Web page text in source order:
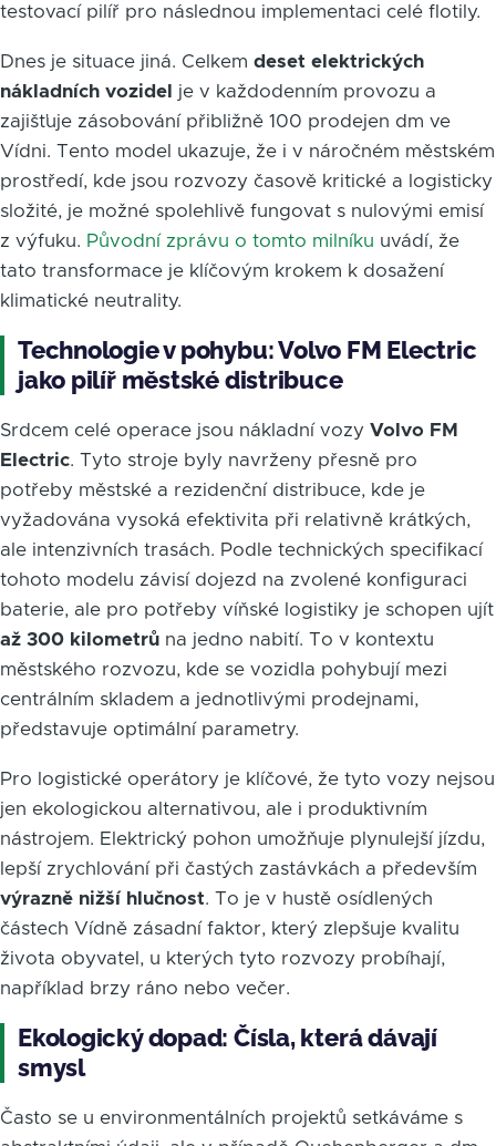
testovací pilíř pro následnou implementaci celé flotily.
Dnes je situace jiná. Celkem deset elektrických
nákladních vozidel
je v každodenním provozu a
zajišťuje zásobování přibližně 100 prodejen dm ve
Vídni. Tento model ukazuje, že i v náročném městském
prostředí, kde jsou rozvozy časově kritické a logisticky
složité, je možné spolehlivě fungovat s nulovými emisí
z výfuku. Původní zprávu o tomto milníku uvádí, že
tato transformace je klíčovým krokem k dosažení
klimatické neutrality.
Technologie v pohybu: Volvo FM Electric
jako pilíř městské distribuce
Srdcem celé operace jsou nákladní vozy Volvo FM
Electric. Tyto stroje byly navrženy přesně pro
potřeby městské a rezidenční distribuce, kde je
vyžadována vysoká efektivita při relativně krátkých,
ale intenzivních trasách. Podle technických specifikací
tohoto modelu závisí dojezd na zvolené konfiguraci
baterie, ale pro potřeby víňské logistiky je schopen ujít
až 300 kilometrů na jedno nabití. To v kontextu
městského rozvozu, kde se vozidla pohybují mezi
centrálním skladem a jednotlivými prodejnami,
představuje optimální parametry.
Pro logistické operátory je klíčové, že tyto vozy nejsou
jen ekologickou alternativou, ale i produktivním
nástrojem. Elektrický pohon umožňuje plynulejší jízdu,
lepší zrychlování při častých zastávkách a především
výrazně nižší hlučnost. To je v hustě osídlených
částech Vídně zásadní faktor, který zlepšuje kvalitu
života obyvatel, u kterých tyto rozvozy probíhají,
například brzy ráno nebo večer.
Ekologický dopad: Čísla, která dávají
smysl
Často se u environmentálních projektů setkáváme s